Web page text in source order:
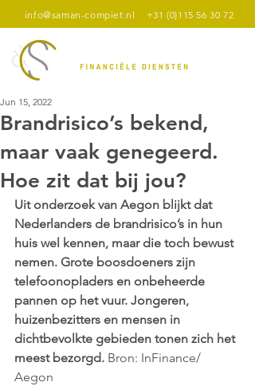
info@saman-compiet.nl +31 (0)115 56 30 72
Brandrisico’s bekend,
maar vaak genegeerd.
Hoe zit dat bij jou?
Jun 15, 2022
Uit onderzoek van Aegon blijkt dat
Nederlanders de brandrisico’s in hun
huis wel kennen, maar die toch bewust
nemen. Grote boosdoeners zijn
telefoonopladers en onbeheerde
pannen op het vuur. Jongeren,
huizenbezitters en mensen in
dichtbevolkte gebieden tonen zich het
meest bezorgd. Bron: InFinance/
Aegon